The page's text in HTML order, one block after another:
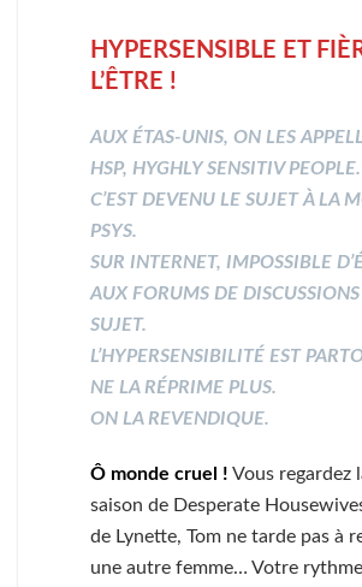
HYPERSENSIBLE ET
L’ÊTRE !
AUX ÉTAS-UNIS, ON LES
HSP, HYGHLY SENSITIV PEOPLE.
C’EST DEVENU LE SUJET À LA
PSYS.
SUR INTERNET, IMPOSSIBLE
AUX FORUMS DE DISCUSSIONS
SUJET.
L’HYPERSENSIBILITÉ EST
NE LA RÉPRIME PLUS.
ON LA REVENDIQUE.
Ô monde cruel ! Vous regardez
saison de Desperate
de Lynette, Tom ne tarde pas à
une autre femme… Votre rythme